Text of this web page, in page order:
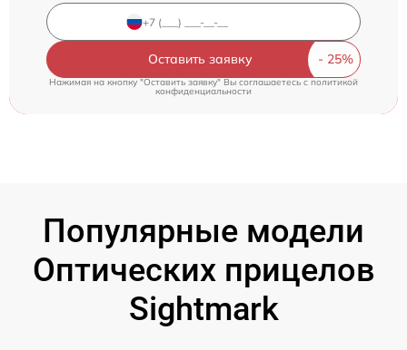
Оставить заявку
Нажимая на кнопку "Оставить заявку" Вы соглашаетесь c политикой
конфиденциальности
Популярные модели
Оптических прицелов
Sightmark